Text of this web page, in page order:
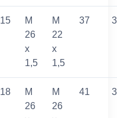
15
M
26
x
1,5
M
22
x
1,5
37
18
M
26
M
26
41